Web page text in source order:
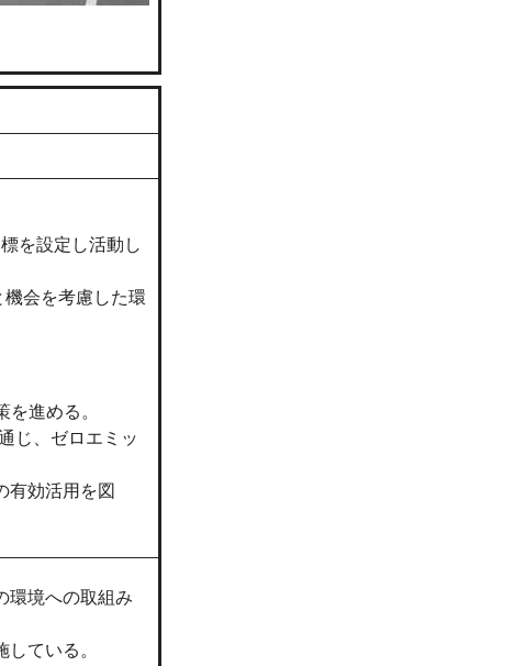
を設定し活動し
会を考慮した環
進める。
じ、ゼロエミッ
有効活用を図
環境への取組み
ている。